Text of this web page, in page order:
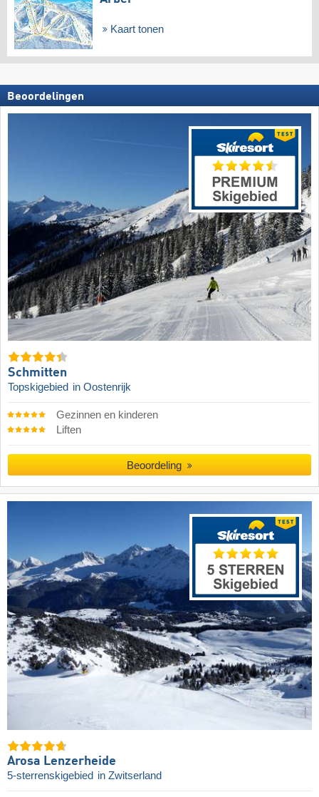
Kaart tonen
Beoordelingen
Schmitten
Topskigebied in Oostenrijk
Gezinnen en kinderen
Liften
Beoordeling
Arosa Lenzerheide
5-sterrenskigebied in Zwitserland